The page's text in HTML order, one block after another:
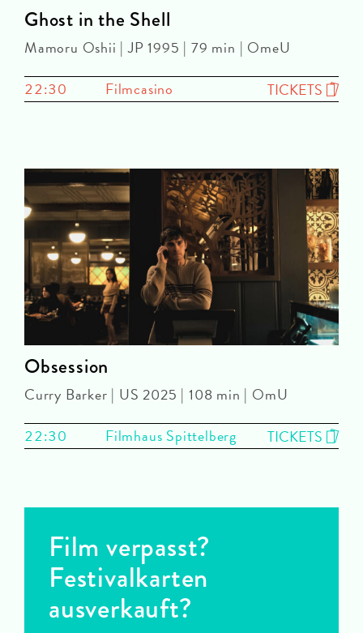
Ghost in the Shell
Mamoru Oshii | JP 1995 | 79 min | OmeU
22:30
Filmcasino TICKETS
Obsession
Curry Barker | US 2025 | 108 min | OmU
22:30
Filmhaus Spittelberg TICKETS
Film verpasst?
Festivalkarten
ausverkauft?